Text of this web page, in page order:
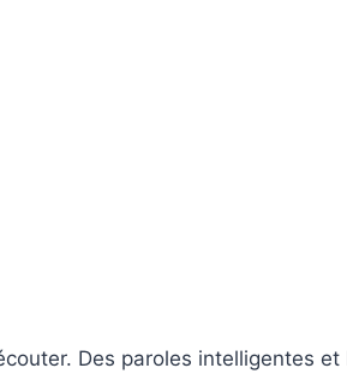
Des paroles intelligentes et